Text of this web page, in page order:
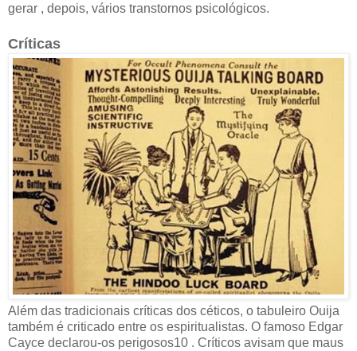
gerar , depois, vários transtornos psicológicos.
Críticas
Além das tradicionais críticas dos céticos, o tabuleiro Ouija
também é criticado entre os espiritualistas. O famoso Edgar
Cayce declarou-os perigosos10 . Críticos avisam que maus